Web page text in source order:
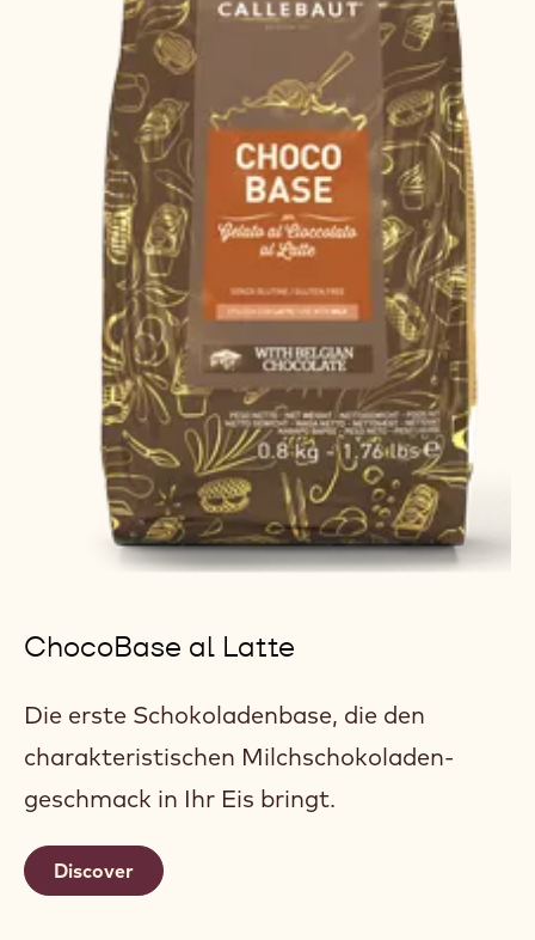
ChocoBase al Latte
Die erste Schokoladenbase, die den
charakteristischen Milchschokoladen-
geschmack in Ihr Eis bringt.
Discover